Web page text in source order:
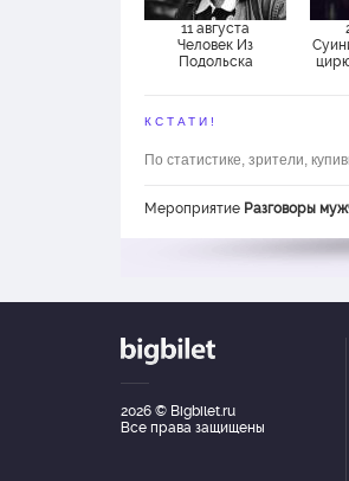
11 августа
Человек Из
Подольска
КСТАТИ!
По статистике, зрители,
Мероприятие Разговоры
2026 © Bigbilet.ru
Все права защищены